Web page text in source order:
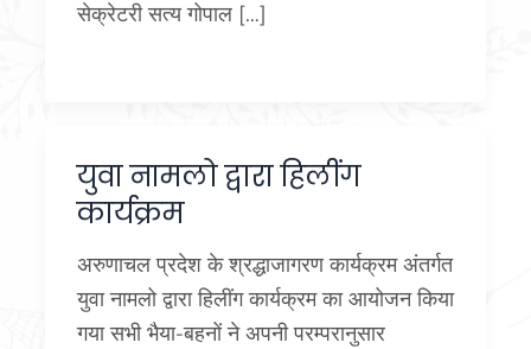
सेक्रेटरी सत्य गोपाल […]
युवा नामलो द्वारा हिलींग
कार्यक्रम
अरुणाचल प्रदेश के श्रद्धाजागरण कार्यक्रम अंतर्गत
युवा नामलो द्वारा हिलींग कार्यक्रम का आयोजन किया
गया सभी भैया-बहनों ने अपनी परम्परानुसार